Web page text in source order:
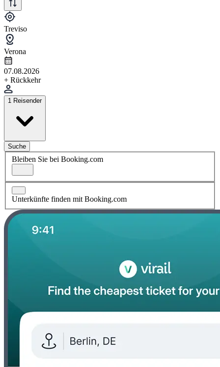
Treviso
Verona
07.08.2026
+ Rückkehr
1 Reisender
Suche
Bleiben Sie bei Booking.com
Unterkünfte finden mit Booking.com